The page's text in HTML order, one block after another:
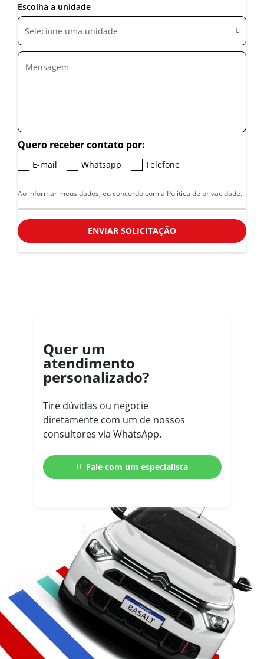
Escolha a unidade
Selecione uma unidade
Quero receber contato por:
E-mail Whatsapp Telefone
Ao informar meus dados, eu concordo com a Política de privacidade.
ENVIAR SOLICITAÇÃO
Quer um
atendimento
personalizado?
Tire dúvidas ou negocie
diretamente com um de nossos
consultores via WhatsApp.
Fale com um especialista